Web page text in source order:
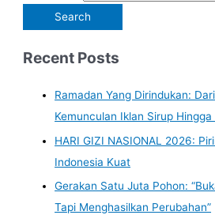
Recent Posts
Ramadan Yang Dirindukan:
Kemunculan Iklan Sirup Hingga
HARI GIZI NASIONAL 2026:
Indonesia Kuat
Gerakan Satu Juta Pohon:
Tapi Menghasilkan Perubahan”